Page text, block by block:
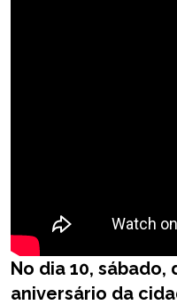
No dia 10,
aniversário da